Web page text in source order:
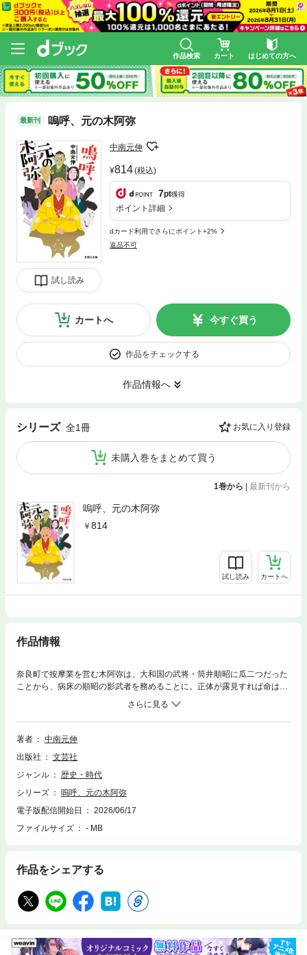
作品検索 カート はじめての方へ
最新刊 嗚呼、元の木阿弥
試し読み
中南元伸
814(税込)
7pt獲得
ポイント詳細
dカード利用でさらにポイント+2%
返品不可
カートへ 今すぐ買う
作品をチェックする
作品情報へ
シリーズ 全1冊 お気に入り登録
未購入巻をまとめて買う
1巻から | 最新刊から
嗚呼、元の木阿弥
814
試し読み カートへ
作品情報
奈良町で按摩業を営む木阿弥は、大和国の武将・筒井順昭に瓜二つだった
ことから、病床の順昭の影武者を務めることに。正体が露見すれば命はな
い緊張の日々の中、次々と事件が勃発する。失踪した門跡の妾、暗躍する
盗賊団、不穏な動きをする松永久秀──ばらばらの謎がやがて一つに繋が
り、大和を揺るがす陰謀が姿を現す。「元の木阿弥」ことわざ誕生秘話!?︎
野望と思惑の痛快歴史物語。
著者
中南元伸
出版社
文芸社
ジャンル
歴史・時代
シリーズ
嗚呼、元の木阿弥
電子版配信開始日
2026/06/17
ファイルサイズ
- MB
作品をシェアする